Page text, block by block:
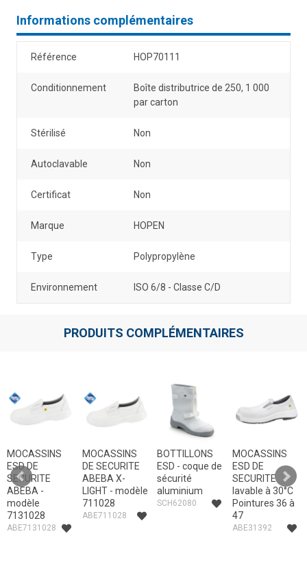
Informations complémentaires
Référence HOP70111
Conditionnement
Boîte distributrice de 250, 1 000
par carton
Stérilisé Non
Autoclavable Non
Certificat Non
Marque HOPEN
Type Polypropylène
Environnement ISO 6/8 - Classe C/D
PRODUITS COMPLÉMENTAIRES
MOCASSINS
ESD DE
SECURITE
ABEBA -
modèle
7131028
ABE7131028
MOCASSINS
DE SECURITE
ABEBA X-
LIGHT - modèle
711028
ABE711028
BOTTILLONS
ESD - coque de
sécurité
aluminium
SCH62080
MOCASSINS
ESD DE
SECURITE
lavable à 30°C
Pointures 36 à
47
ABE31392